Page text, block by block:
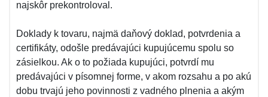
najskôr prekontroloval.
Doklady k tovaru, najmä daňový doklad, potvrdenia a
certifikáty, odošle predávajúci kupujúcemu spolu so
zásielkou. Ak o to požiada kupujúci, potvrdí mu
predávajúci v písomnej forme, v akom rozsahu a po akú
dobu trvajú jeho povinnosti z vadného plnenia a akým